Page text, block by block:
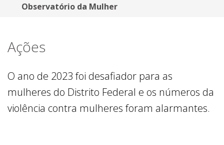
Observatório da Mulher
Ações
O ano de 2023 foi desafiador para as
mulheres do Distrito Federal e os números da
violência contra mulheres foram alarmantes.